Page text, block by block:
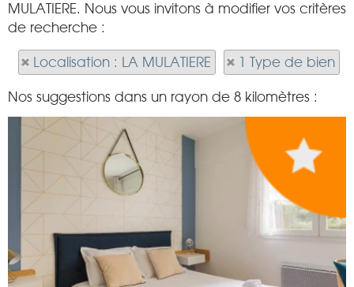
MULATIERE. Nous vous invitons à modifier vos critères
de recherche :
Localisation : LA MULATIERE 1 Type de bien
Nos suggestions dans un rayon de 8 kilomètres :